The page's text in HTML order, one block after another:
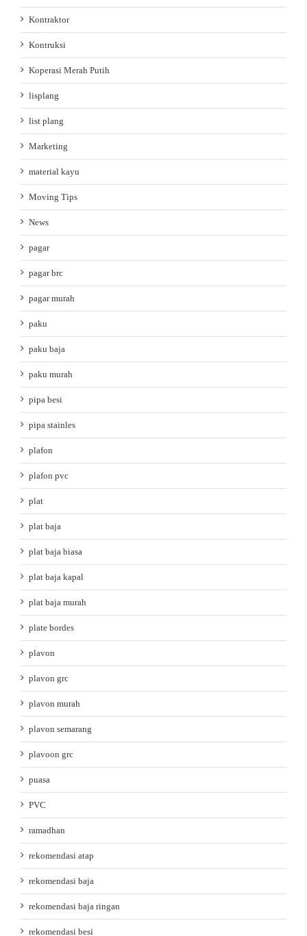
Kontraktor
Kontruksi
Koperasi Merah Putih
lisplang
list plang
Marketing
material kayu
Moving Tips
News
pagar
pagar brc
pagar murah
paku
paku baja
paku murah
pipa besi
pipa stainles
plafon
plafon pvc
plat
plat baja
plat baja biasa
plat baja kapal
plat baja murah
plate bordes
plavon
plavon grc
plavon murah
plavon semarang
plavoon grc
puasa
PVC
ramadhan
rekomendasi atap
rekomendasi baja
rekomendasi baja ringan
rekomendasi besi